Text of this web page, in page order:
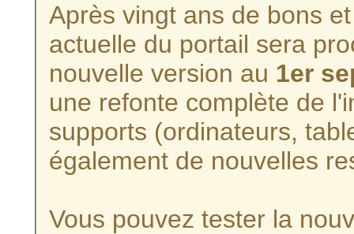
Après vingt ans de bons
actuelle du portail sera
nouvelle version au 1er
une refonte complète de
supports (ordinateurs,
également de nouvelles
Vous pouvez tester la